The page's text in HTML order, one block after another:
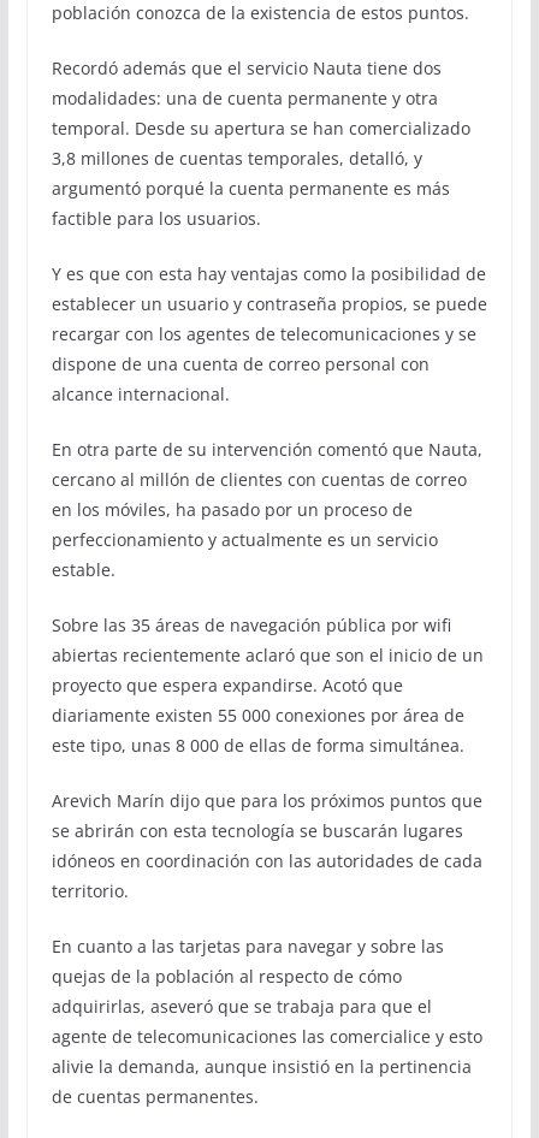
población conozca de la existencia de estos puntos.
Recordó además que el servicio Nauta tiene dos
modalidades: una de cuenta permanente y otra
temporal. Desde su apertura se han comercializado
3,8 millones de cuentas temporales, detalló, y
argumentó porqué la cuenta permanente es más
factible para los usuarios.
Y es que con esta hay ventajas como la posibilidad de
establecer un usuario y contraseña propios, se puede
recargar con los agentes de telecomunicaciones y se
dispone de una cuenta de correo personal con
alcance internacional.
En otra parte de su intervención comentó que Nauta,
cercano al millón de clientes con cuentas de correo
en los móviles, ha pasado por un proceso de
perfeccionamiento y actualmente es un servicio
estable.
Sobre las 35 áreas de navegación pública por wifi
abiertas recientemente aclaró que son el inicio de un
proyecto que espera expandirse. Acotó que
diariamente existen 55 000 conexiones por área de
este tipo, unas 8 000 de ellas de forma simultánea.
Arevich Marín dijo que para los próximos puntos que
se abrirán con esta tecnología se buscarán lugares
idóneos en coordinación con las autoridades de cada
territorio.
En cuanto a las tarjetas para navegar y sobre las
quejas de la población al respecto de cómo
adquirirlas, aseveró que se trabaja para que el
agente de telecomunicaciones las comercialice y esto
alivie la demanda, aunque insistió en la pertinencia
de cuentas permanentes.